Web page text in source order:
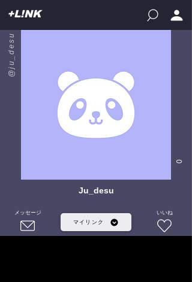
+L!NK
@ju_desu
0
Ju_desu
メッセージ
マイリンク
いいね